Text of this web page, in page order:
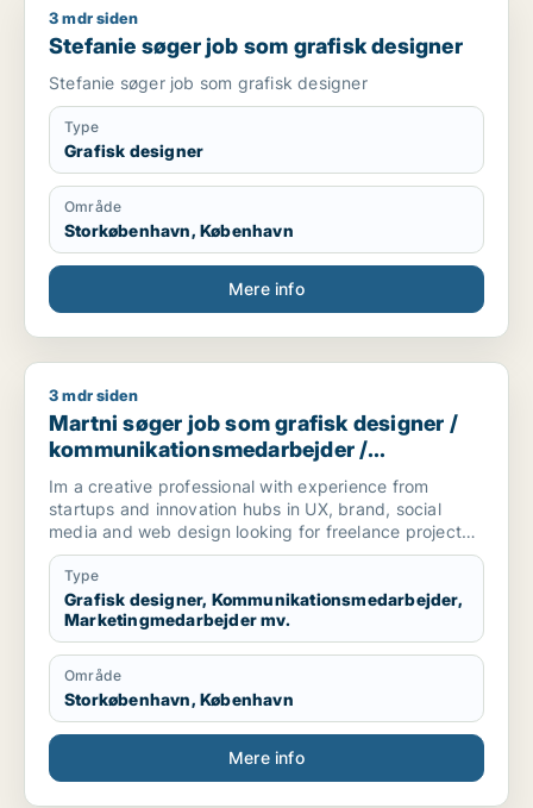
netop her, de stærkeste løsninger opstår.
Stefanie søger job som grafisk designer
3 mdr siden
Stefanie søger job som grafisk designer
Stefanie søger job som grafisk designer
Type
Grafisk designer
Område
Storkøbenhavn, København
Mere info
Martni søger job som grafisk designer /
3 mdr siden
Martni søger job som grafisk designer /
kommunikationsmedarbejder /
marketingmedarbejder / kreativ
medarbejder / produktspecialist
Im a creative professional with experience from
startups and innovation hubs in UX, brand, social
media and web design looking for freelance projects,
part-time and full-time roles.
[xxxxx]
Type
Grafisk designer, Kommunikationsmedarbejder,
Marketingmedarbejder mv.
Område
Storkøbenhavn, København
Mere info